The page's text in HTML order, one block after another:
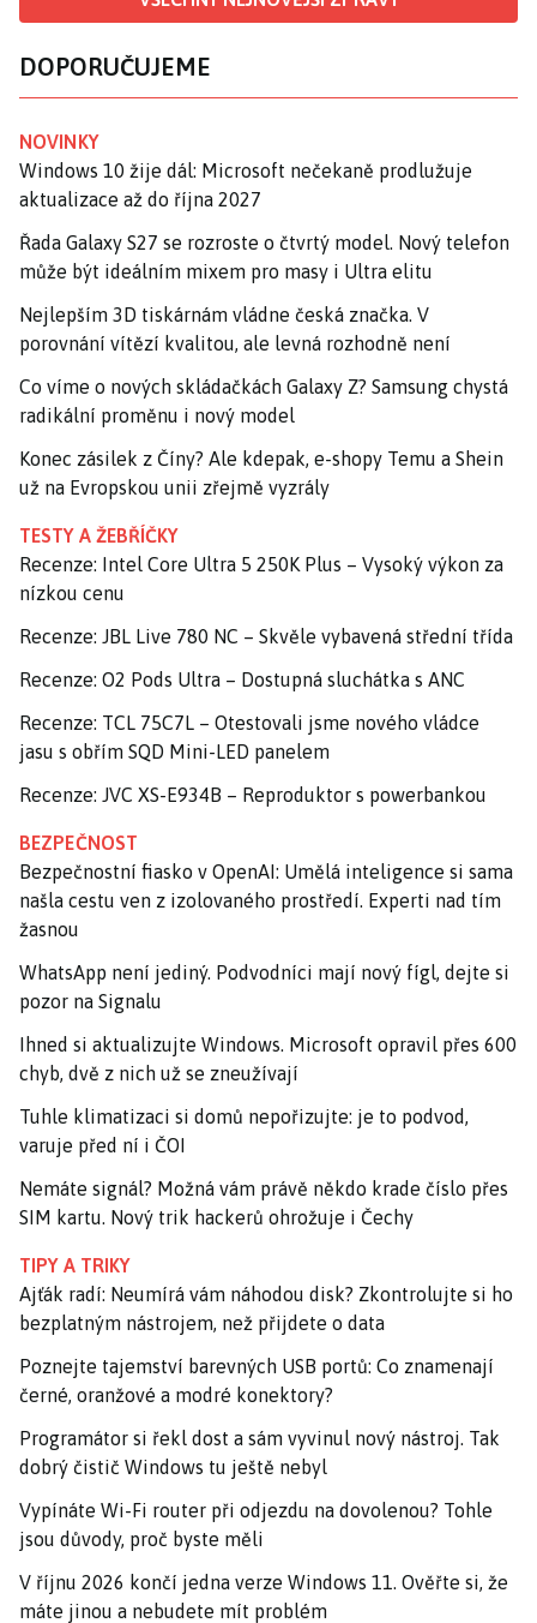
DOPORUČUJEME
NOVINKY
Windows 10 žije dál: Microsoft nečekaně prodlužuje
aktualizace až do října 2027
Řada Galaxy S27 se rozroste o čtvrtý model. Nový telefon
může být ideálním mixem pro masy i Ultra elitu
Nejlepším 3D tiskárnám vládne česká značka. V
porovnání vítězí kvalitou, ale levná rozhodně není
Co víme o nových skládačkách Galaxy Z? Samsung chystá
radikální proměnu i nový model
Konec zásilek z Číny? Ale kdepak, e-shopy Temu a Shein
už na Evropskou unii zřejmě vyzrály
TESTY A ŽEBŘÍČKY
Recenze: Intel Core Ultra 5 250K Plus – Vysoký výkon za
nízkou cenu
Recenze: JBL Live 780 NC – Skvěle vybavená střední třída
Recenze: O2 Pods Ultra – Dostupná sluchátka s ANC
Recenze: TCL 75C7L – Otestovali jsme nového vládce
jasu s obřím SQD Mini-LED panelem
Recenze: JVC XS-E934B – Reproduktor s powerbankou
BEZPEČNOST
Bezpečnostní fiasko v OpenAI: Umělá inteligence si sama
našla cestu ven z izolovaného prostředí. Experti nad tím
žasnou
WhatsApp není jediný. Podvodníci mají nový fígl, dejte si
pozor na Signalu
Ihned si aktualizujte Windows. Microsoft opravil přes 600
chyb, dvě z nich už se zneužívají
Tuhle klimatizaci si domů nepořizujte: je to podvod,
varuje před ní i ČOI
Nemáte signál? Možná vám právě někdo krade číslo přes
SIM kartu. Nový trik hackerů ohrožuje i Čechy
TIPY A TRIKY
Ajťák radí: Neumírá vám náhodou disk? Zkontrolujte si ho
bezplatným nástrojem, než přijdete o data
Poznejte tajemství barevných USB portů: Co znamenají
černé, oranžové a modré konektory?
Programátor si řekl dost a sám vyvinul nový nástroj. Tak
dobrý čistič Windows tu ještě nebyl
Vypínáte Wi-Fi router při odjezdu na dovolenou? Tohle
jsou důvody, proč byste měli
V říjnu 2026 končí jedna verze Windows 11. Ověřte si, že
máte jinou a nebudete mít problém